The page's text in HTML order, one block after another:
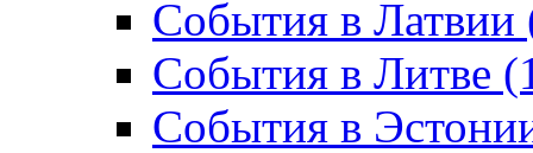
События в Латвии
События в Литве
События в